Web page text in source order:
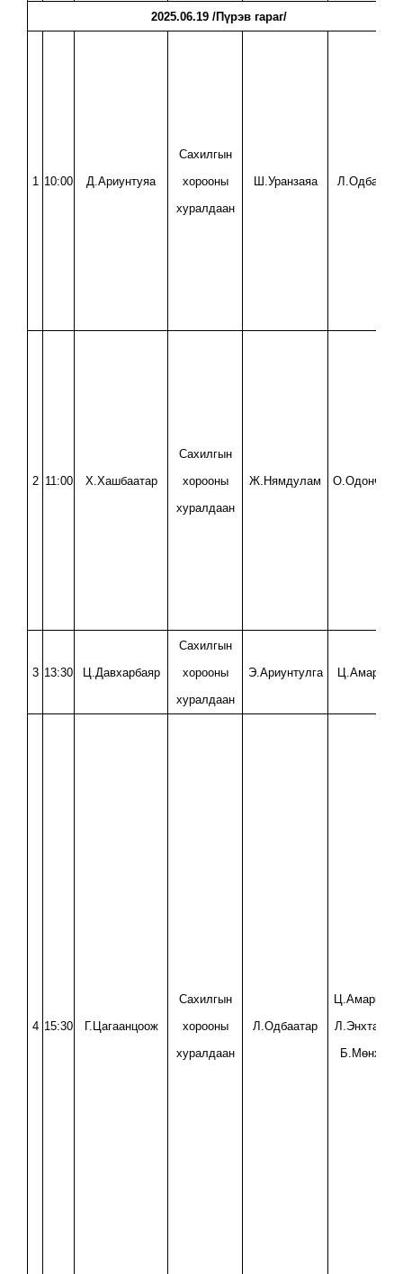
2025.06.19 /Пүрэв гараг/
1 10:00 Д.Ариунтуяа
Сахилгын
хорооны
хуралдаан
Ш.Уранзаяа Л.Одбаатар
2 11:00 Х.Хашбаатар
Сахилгын
хорооны
хуралдаан
Ж.Нямдулам
3 13:30 Ц.Давхарбаяр
Сахилгын
хорооны
хуралдаан
Э.Ариунтулга
4 15:30 Г.Цагаанцоож
Сахилгын
хорооны
хуралдаан
Л.Одбаатар
Л.Энхтайван
Б.Мөнхзул